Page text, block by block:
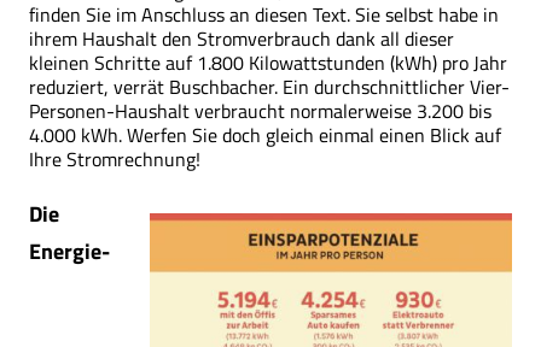
finden Sie im Anschluss an diesen Text. Sie selbst habe in
ihrem Haushalt den Stromverbrauch dank all dieser
kleinen Schritte auf 1.800 Kilowattstunden (kWh) pro Jahr
reduziert, verrät Buschbacher. Ein durchschnittlicher Vier-
Personen-Haushalt verbraucht normalerweise 3.200 bis
4.000 kWh. Werfen Sie doch gleich einmal einen Blick auf
Ihre Stromrechnung!
Die
Energie-